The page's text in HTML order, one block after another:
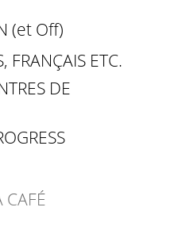
(et Off)
FRANÇAIS ETC.
DE
CAFÉ